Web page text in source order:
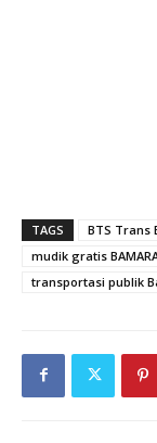
TAGS BTS Trans
mudik gratis
transportasi publik